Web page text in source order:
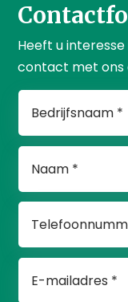
Heeft u
contact met ons